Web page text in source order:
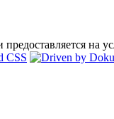
на